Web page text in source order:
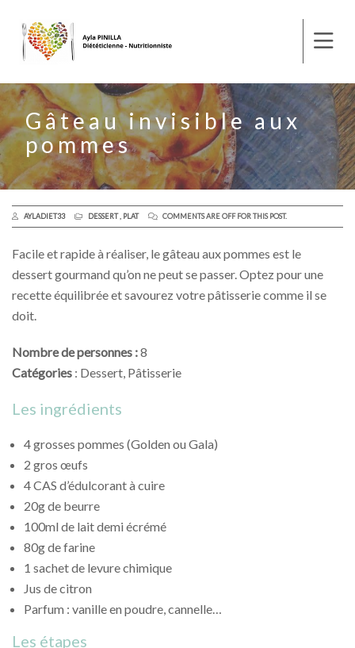
Gâteau invisible aux
pommes
AYLADIET33 DESSERT, PLAT COMMENTS ARE OFF FOR THIS POST.
Facile et rapide à réaliser, le gâteau aux pommes est le
dessert gourmand qu’on ne peut se passer. Optez pour une
recette équilibrée et savourez votre pâtisserie comme il se
doit.
Nombre de personnes :8
Catégories : Dessert, Pâtisserie
Les ingrédients
4 grosses pommes (Golden ou Gala)
2 gros œufs
4 CAS d’édulcorant à cuire
20g de beurre
100ml de lait demi écrémé
80g de farine
1 sachet de levure chimique
Jus de citron
Parfum : vanille en poudre, cannelle…
Les étapes